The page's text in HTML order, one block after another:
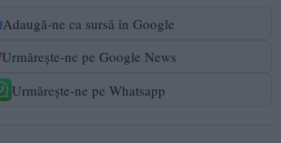
Adaugă-ne ca sursă în Google
Urmărește-ne pe Google News
Urmărește-ne pe Whatsapp